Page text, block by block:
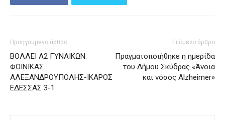
Προηγούμενο άρθρο
ΒΟΛΛΕΙ Α2 ΓΥΝΑΙΚΩΝ:
ΦΟΙΝΙΚΑΣ
ΑΛΕΞΑΝΔΡΟΥΠΟΛΗΣ-ΙΚΑΡΟΣ
ΕΔΕΣΣΑΣ 3-1
Επόμενο άρθρο
Πραγματοποιήθηκε η ημερίδα
του Δήμου Σκύδρας «Άνοια
και νόσος Alzheimer»